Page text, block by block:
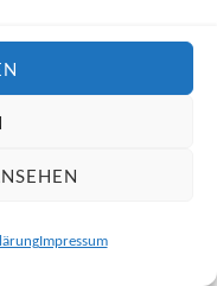
Impressum
Silber
Während vorn für
anbrennen“ ließ
1) und Mikko